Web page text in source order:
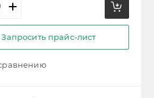
Запросить прайс-лист